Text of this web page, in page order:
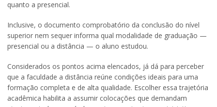
quanto a presencial.
Inclusive, o documento comprobatório da conclusão do nível
superior nem sequer informa qual modalidade de graduação —
presencial ou a distância — o aluno estudou.
Considerados os pontos acima elencados, já dá para perceber
que a faculdade a distância reúne condições ideais para uma
formação completa e de alta qualidade. Escolher essa trajetória
acadêmica habilita a assumir colocações que demandam